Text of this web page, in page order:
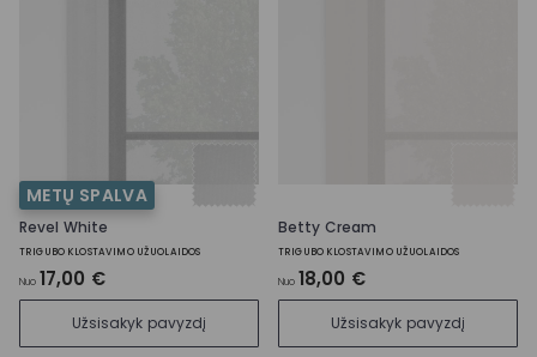
METŲ SPALVA
Revel White
TRIGUBO KLOSTAVIMO UŽUOLAIDOS
Nuo 17,00 €
Užsisakyk pavyzdį
Betty Cream
TRIGUBO KLOSTAVIMO UŽUOLAIDOS
Nuo 18,00 €
Užsisakyk pavyzdį